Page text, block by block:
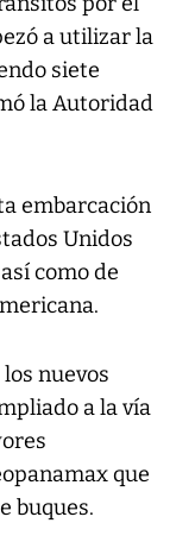
a utilizar la
siete
la Autoridad
embarcación
Unidos
como de
nuevos
a la vía
que
buques.